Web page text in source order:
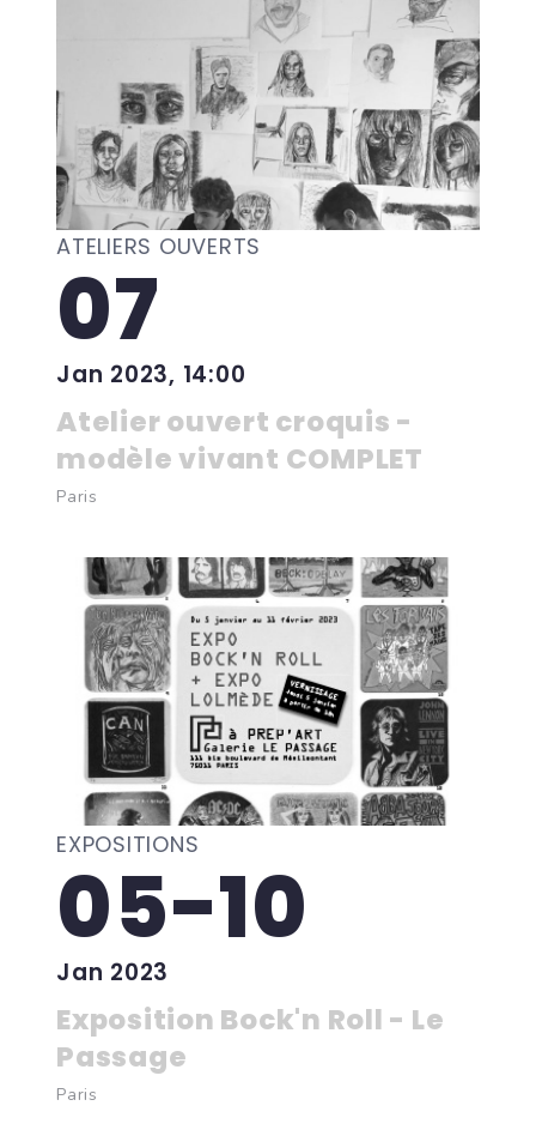
ATELIERS OUVERTS
07
Jan 2023, 14:00
Atelier ouvert croquis -
modèle vivant COMPLET
Paris
EXPOSITIONS
05-10
Jan 2023
Exposition Bock'n Roll - Le
Passage
Paris